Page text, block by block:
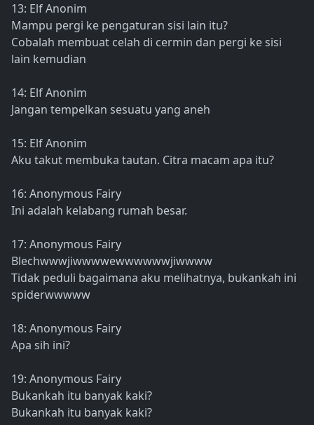
13: Elf Anonim
Mampu pergi ke pengaturan sisi lain itu?
Cobalah membuat celah di cermin dan pergi ke sisi
lain kemudian
14: Elf Anonim
Jangan tempelkan sesuatu yang aneh
15: Elf Anonim
Aku takut membuka tautan. Citra macam apa itu?
16: Anonymous Fairy
Ini adalah kelabang rumah besar.
17: Anonymous Fairy
Blechwwwjiwwwwewwwwwwjiwwww
Tidak peduli bagaimana aku melihatnya, bukankah ini
spiderwwwww
18: Anonymous Fairy
Apa sih ini?
19: Anonymous Fairy
Bukankah itu banyak kaki?
Bukankah itu banyak kaki?